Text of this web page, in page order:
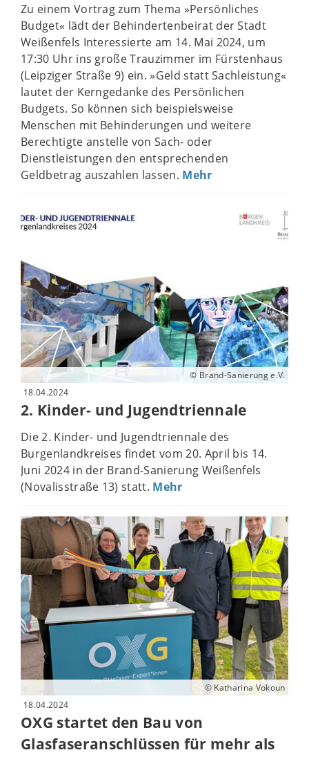
Zu einem Vortrag zum Thema »Persönliches
Budget« lädt der Behindertenbeirat der Stadt
Weißenfels Interessierte am 14. Mai 2024, um
17:30 Uhr ins große Trauzimmer im Fürstenhaus
(Leipziger Straße 9) ein. »Geld statt Sachleistung«
lautet der Kerngedanke des Persönlichen
Budgets. So können sich beispielsweise
Menschen mit Behinderungen und weitere
Berechtigte anstelle von Sach- oder
Dienstleistungen den entsprechenden
Geldbetrag auszahlen lassen. Mehr
© Brand-Sanierung e.V.
18.04.2024
2. Kinder- und Jugendtriennale
Die 2. Kinder- und Jugendtriennale des
Burgenlandkreises findet vom 20. April bis 14.
Juni 2024 in der Brand-Sanierung Weißenfels
(Novalisstraße 13) statt. Mehr
© Katharina Vokoun
18.04.2024
OXG startet den Bau von
Glasfaseranschlüssen für mehr als